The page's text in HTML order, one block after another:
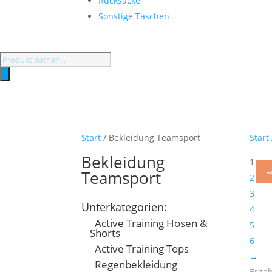
Sonstige Taschen
Products
Start / Bekleidung Teamsport
Bekleidung
Teamsport
Unterkategorien:
Active Training Hosen &
Shorts
Active Training Tops
Regenbekleidung
Start
1
2
3
4
5
6
→